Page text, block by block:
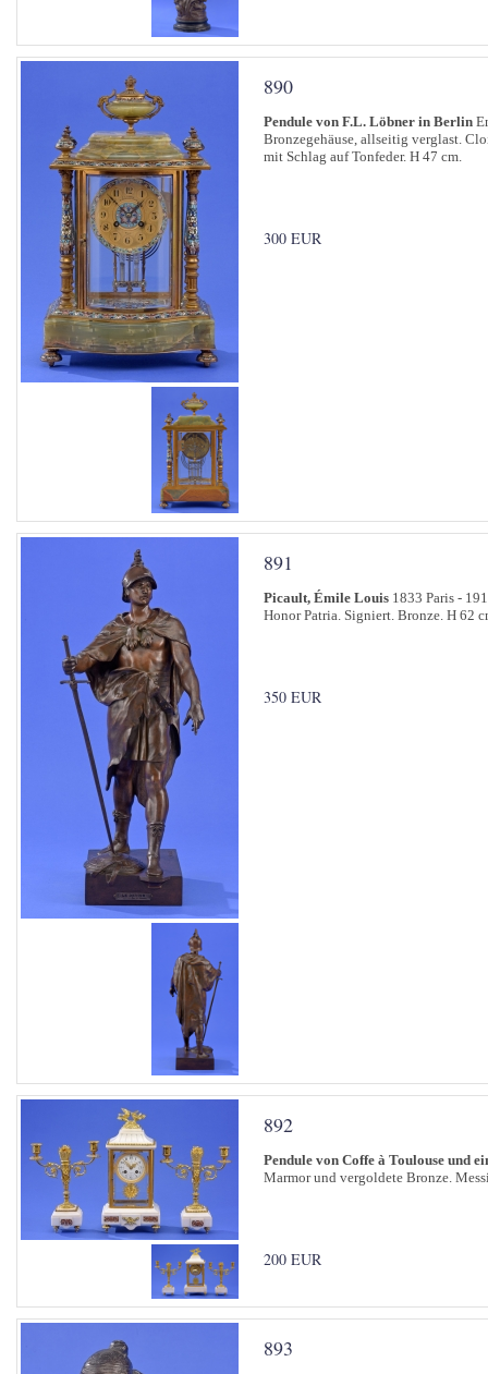
890
Pendule von F.L. Löbner in Berlin
Bronzegehäuse, allseitig verglast.
mit Schlag auf Tonfeder. H 47 cm.
300 EUR
891
Picault, Émile Louis 1833 Paris -
Honor Patria. Signiert. Bronze. H 62
350 EUR
892
Pendule von Coffe à Toulouse und
Marmor und vergoldete Bronze.
200 EUR
893